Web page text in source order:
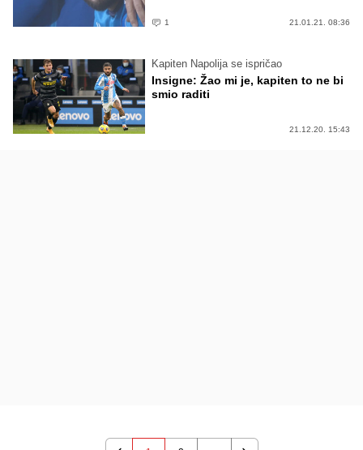
1 21.01.21. 08:36
Kapiten Napolija se ispričao
Insigne: Žao mi je, kapiten to ne bi
smio raditi
21.12.20. 15:43